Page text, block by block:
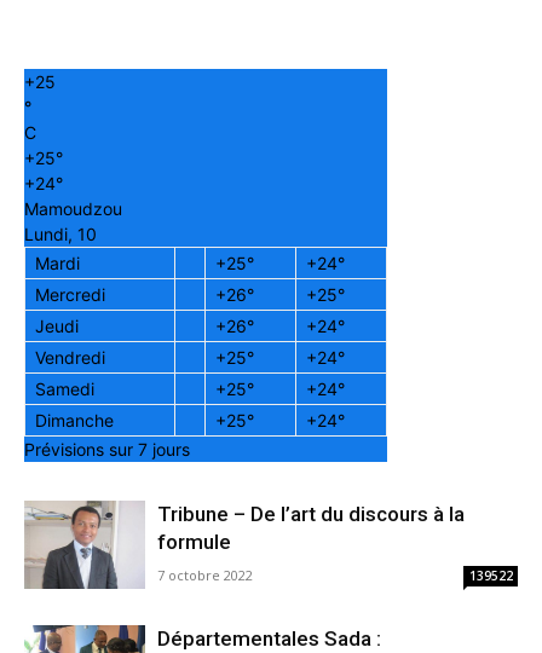
+25
°
C
+25°
+24°
Mamoudzou
Lundi, 10
Mardi
+25° +24°
Mercredi
+26° +25°
Jeudi
+26° +24°
Vendredi
+25° +24°
Samedi
+25° +24°
Dimanche
+25° +24°
Prévisions sur 7 jours
Tribune – De l’art du discours à la
formule
7 octobre 2022 139522
Départementales Sada :